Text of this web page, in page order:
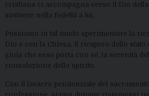
cristiana ci accompagna verso il Dio
sostiene nella fedeltà a lui.
Possiamo in tal modo sperimentare la
Dio e con la Chiesa, il ricupero dello
gioia che esso porta con sé, la serenità
consolazione dello spirito.
Con il lavacro penitenziale del